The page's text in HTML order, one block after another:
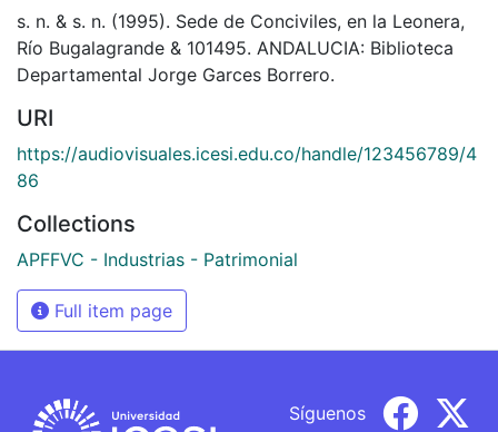
s. n. & s. n. (1995). Sede de Conciviles, en la Leonera,
Río Bugalagrande & 101495. ANDALUCIA: Biblioteca
Departamental Jorge Garces Borrero.
URI
https://audiovisuales.icesi.edu.co/handle/123456789/4
86
Collections
APFFVC - Industrias - Patrimonial
Full item page
Síguenos